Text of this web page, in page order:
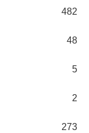
482
48
5
2
273